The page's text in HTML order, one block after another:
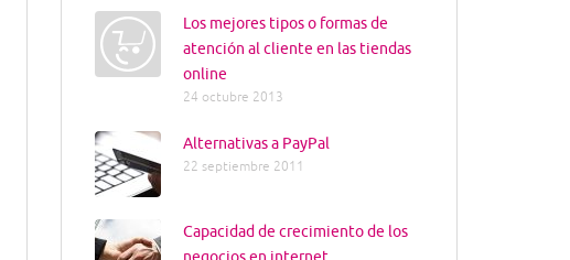
Los mejores tipos o formas de
atención al cliente en las tiendas
online
24 octubre 2013
Alternativas a PayPal
22 septiembre 2011
Capacidad de crecimiento de los